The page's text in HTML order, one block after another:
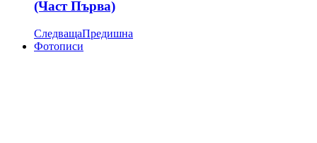
(Част Първа)
СледващаПредишна
Фотописи